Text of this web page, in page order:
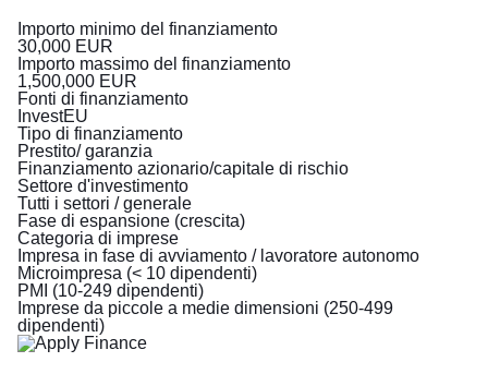
Importo minimo del finanziamento
30,000 EUR
Importo massimo del finanziamento
1,500,000 EUR
Fonti di finanziamento
InvestEU
Tipo di finanziamento
Prestito/ garanzia
Finanziamento azionario/capitale di rischio
Settore d'investimento
Tutti i settori / generale
Fase di espansione (crescita)
Categoria di imprese
Impresa in fase di avviamento / lavoratore autonomo
Microimpresa (< 10 dipendenti)
PMI (10-249 dipendenti)
Imprese da piccole a medie dimensioni (250-499
dipendenti)